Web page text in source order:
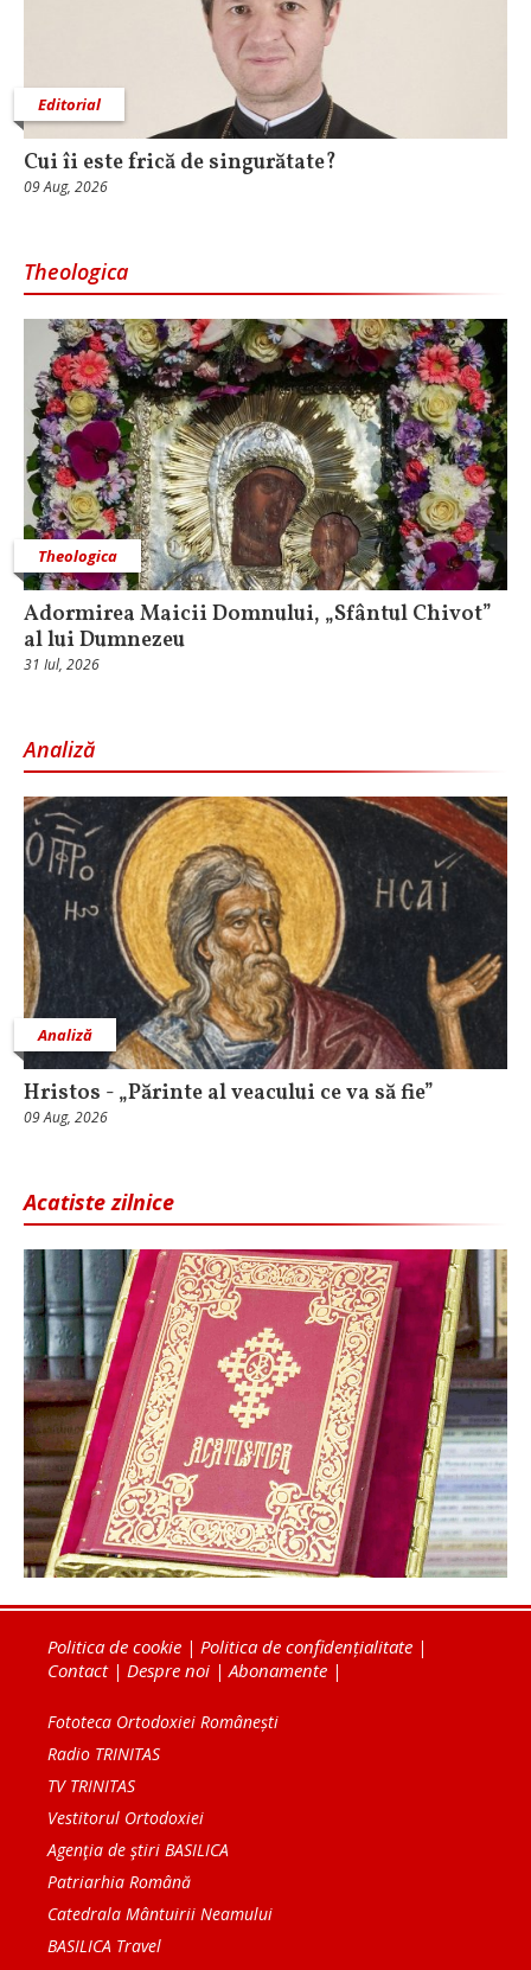
Editorial
Cui îi este frică de singurătate?
09 Aug, 2026
Theologica
Theologica
Adormirea Maicii Domnului, „Sfântul Chivot”
al lui Dumnezeu
31 Iul, 2026
Analiză
Analiză
Hristos - „Părinte al veacului ce va să fie”
09 Aug, 2026
Acatiste zilnice
Politica de cookie | Politica de confidențialitate |
Contact| Despre noi | Abonamente |
Fototeca Ortodoxiei Românești
Radio TRINITAS
TV TRINITAS
Vestitorul Ortodoxiei
Agenţia de ştiri BASILICA
Patriarhia Română
Catedrala Mântuirii Neamului
BASILICA Travel